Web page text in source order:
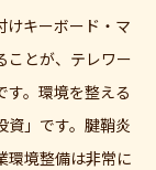
けキーボード・マ
ことが、テレワー
す。環境を整える
資」です。腱鞘炎
環境整備は非常に